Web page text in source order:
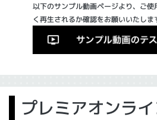
以下のサンプル動画ページより、ご
く再生されるか確認をお願いいたしま
プレミアオンラ